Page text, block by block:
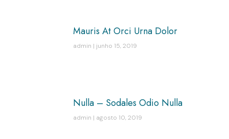
Mauris At Orci Urna Dolor
admin junho 15, 2019
Nulla – Sodales Odio Nulla
admin agosto 10, 2019